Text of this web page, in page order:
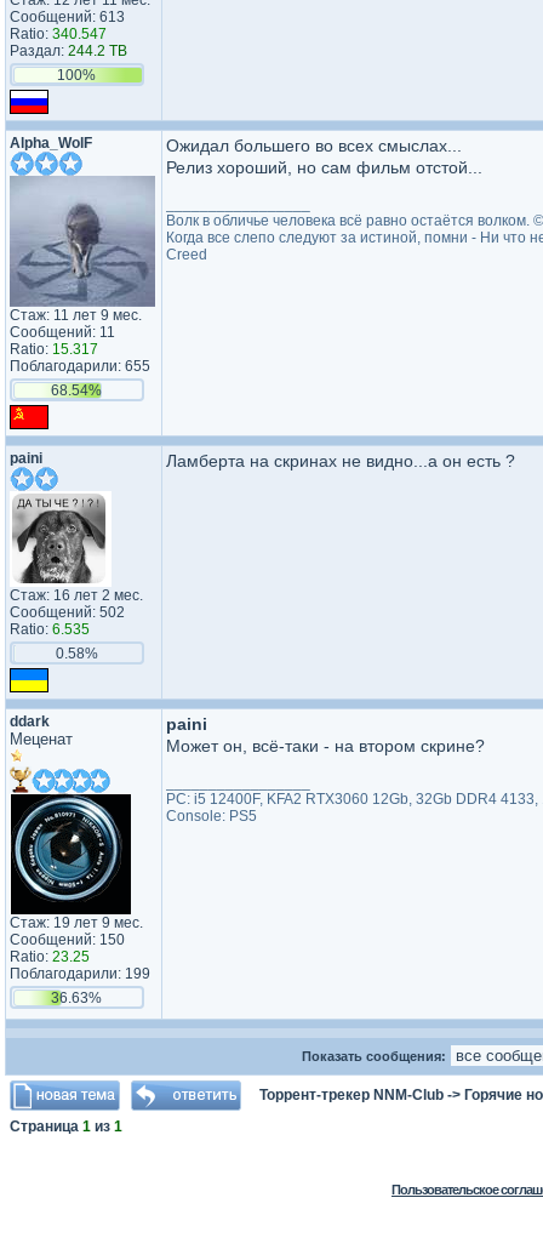
Сообщений: 613
Ratio: 340.547
Раздал: 244.2 TB
100%
Alpha_WolF
Стаж: 11 лет 9 мес.
Сообщений: 11
Ratio: 15.317
Поблагодарили: 655
68.54%
Ожидал большего во всех смыслах...
Релиз хороший, но сам фильм отстой...
Волк в обличье человека всё равно остаётся волком.
Когда все слепо следуют за истиной, помни - Ни что
Creed
paini
Стаж: 16 лет 2 мес.
Сообщений: 502
Ratio: 6.535
0.58%
Ламберта на скринах не видно...а он есть ?
ddark
Меценат
Стаж: 19 лет 9 мес.
Сообщений: 150
Ratio: 23.25
Поблагодарили: 199
36.63%
paini
Может он, всё-таки - на втором скрине?
PC: i5 12400F, KFA2 RTX3060 12Gb, 32Gb DDR4 4133,
Console: PS5
Показать сообщения:
Торрент-трекер NNM-Club -> Горячие
Страница 1 из 1
Пользовательское